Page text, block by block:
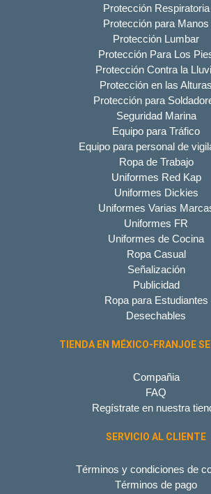
Protección Respiratoria
Protección para Manos
Protección Lumbar
Protección Para Los
Protección Contra la
Protección en las Alturas
Protección para
Seguridad Marina
Equipo para Tráfico
Equipo para personal de
Ropa de Trabajo
Uniformes Red Kap
Uniformes Dickies
Uniformes Varias
Uniformes FR
Uniformes de Cocina
Ropa Casual
Señalización
Publicidad
Ropa para Estudiantes
Desechables
TIENDA EN MÉXICO-FRANJOE
Compañia
FAQ
Regístrate en nuestra
SERVICIO AL CLIENTE
Términos y condiciones de
Términos de pago